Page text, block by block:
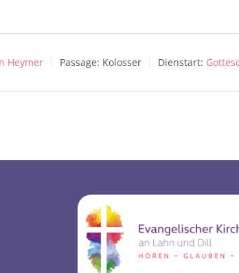
Heymer Passage: Kolosser Dienstart: